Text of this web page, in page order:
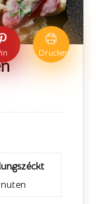
Drucken